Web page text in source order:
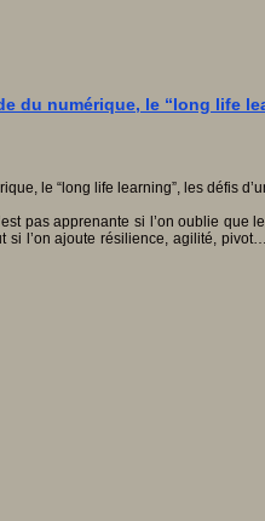
du numérique, le “long life
pas apprenante si l’on oublie
l’on ajoute résilience, agilité,